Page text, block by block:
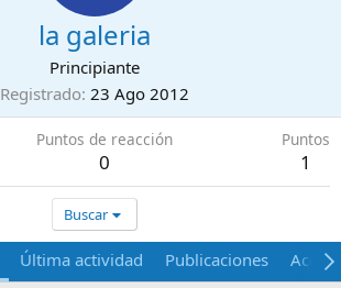
la galeria
Principiante
Registrado 23 Ago 2012
Puntos de reacción
0
Puntos
1
Buscar
Última actividad Publicaciones Acerca